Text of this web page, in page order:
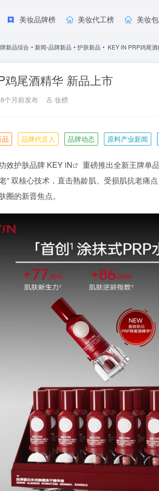
美妆品牌榜 美妆代工榜 美妆
新品综合 • 新闻-品牌新品 • 护肤新品 • KEY iN PRP鸡尾
鸡尾酒精华 新品上市
8个月前发布 妆榜
品牌代言人 品牌动态 原料产业新闻
效护肤品牌 KEY iN 重磅推出全新王牌
” 双核心技术，直击熟龄肌、受损肌抗老痛
圈的新晋焦点。